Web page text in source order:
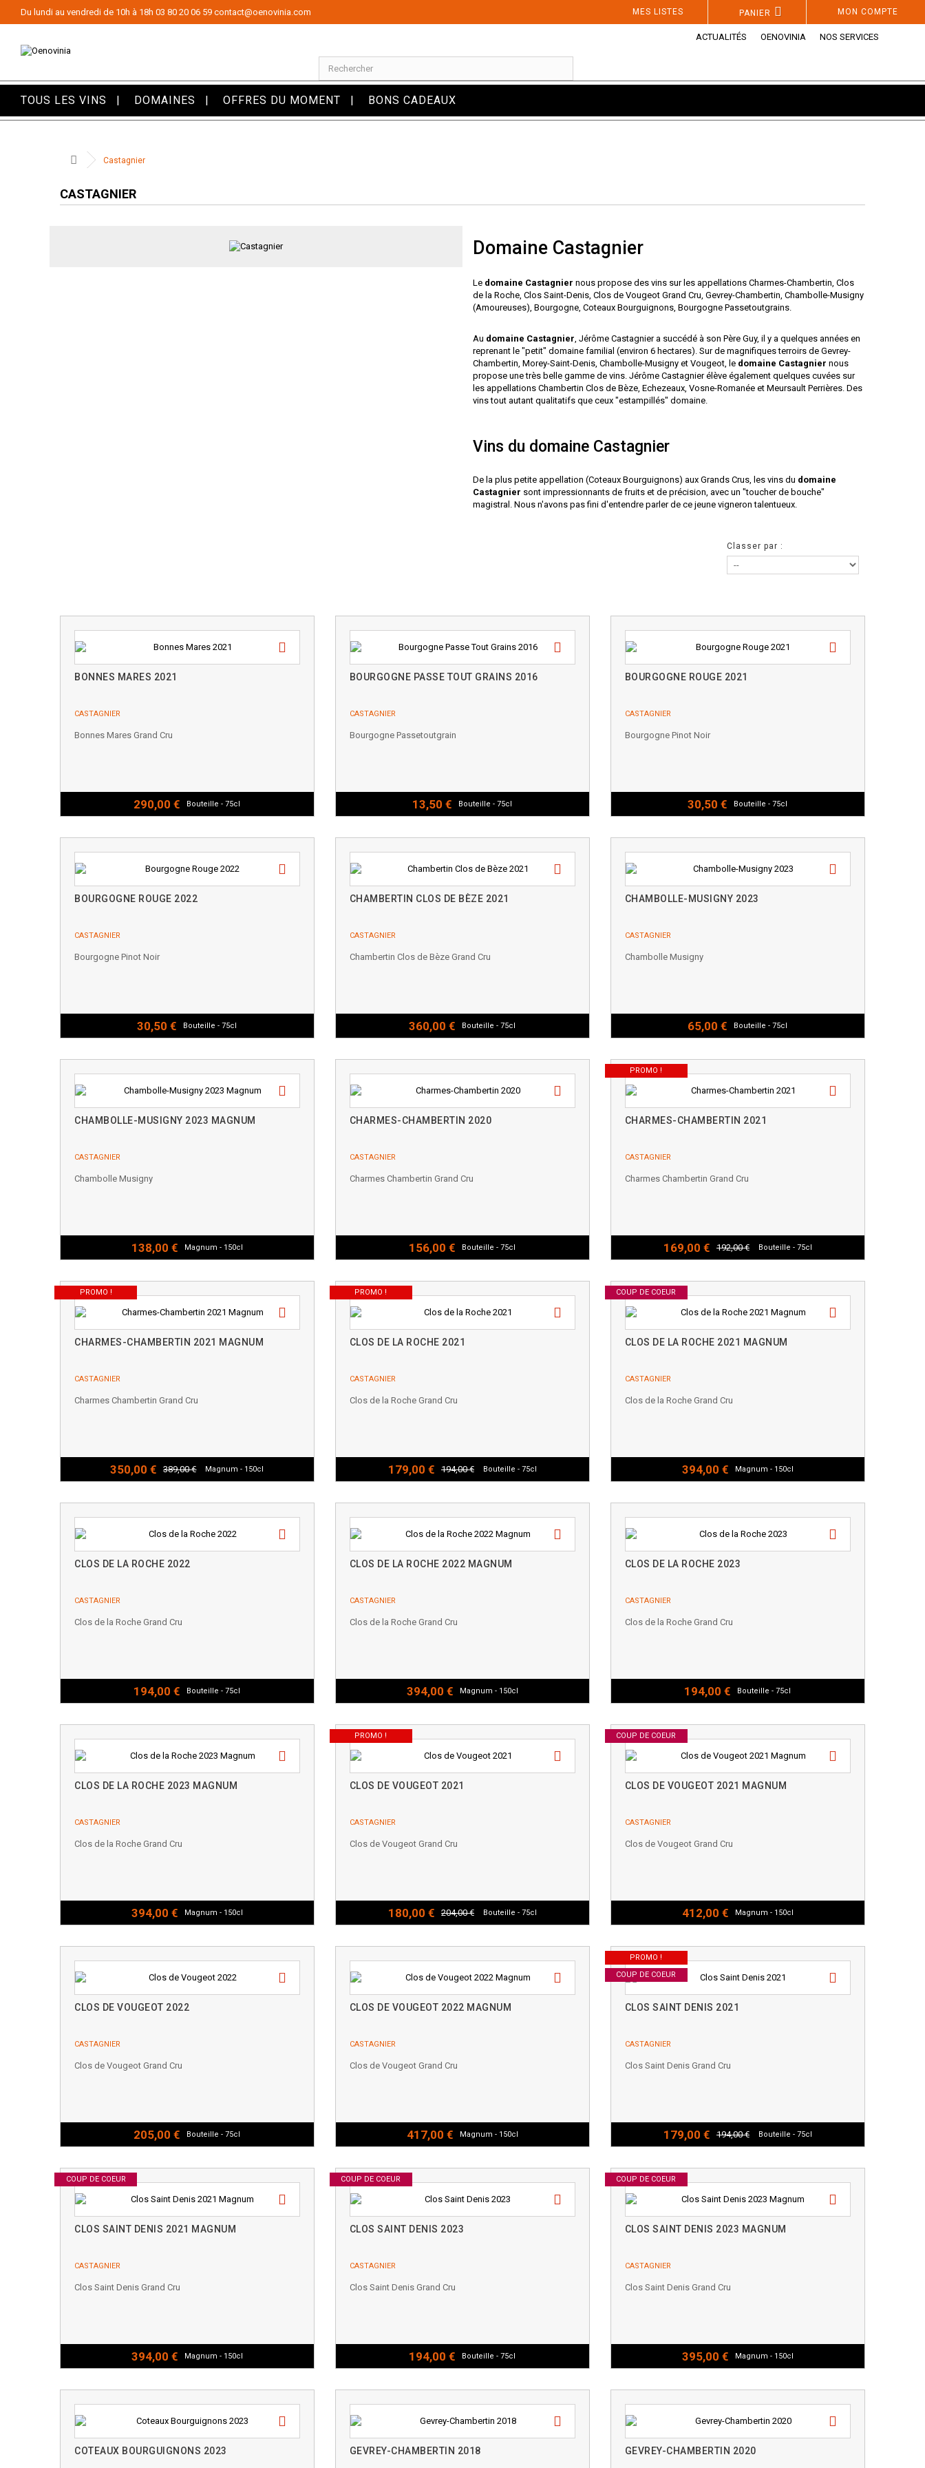
MON COMPTE
PANIER
MES LISTES
Du lundi au vendredi de 10h à 18h 03 80 20 06 59 contact@oenovinia.com
ACTUALITÉS OENOVINIA NOS SERVICES
TOUS LES VINS DOMAINES OFFRES DU MOMENT BONS CADEAUX
Castagnier
CASTAGNIER
Domaine Castagnier
Le domaine Castagnier nous propose des vins sur les appellations Charmes-Chambertin, Clos
de la Roche, Clos Saint-Denis, Clos de Vougeot Grand Cru, Gevrey-Chambertin, Chambolle-Musigny
(Amoureuses), Bourgogne, Coteaux Bourguignons, Bourgogne Passetoutgrains.
Au domaine Castagnier, Jérôme Castagnier a succédé à son Père Guy, il y a quelques années en
reprenant le "petit" domaine familial (environ 6 hectares). Sur de magnifiques terroirs de Gevrey-
Chambertin, Morey-Saint-Denis, Chambolle-Musigny et Vougeot, le domaine Castagnier nous
propose une très belle gamme de vins. Jérôme Castagnier élève également quelques cuvées sur
les appellations Chambertin Clos de Bèze, Echezeaux, Vosne-Romanée et Meursault Perrières. Des
vins tout autant qualitatifs que ceux "estampillés" domaine.
Vins du domaine Castagnier
De la plus petite appellation (Coteaux Bourguignons) aux Grands Crus, les vins du domaine
Castagnier sont impressionnants de fruits et de précision, avec un "toucher de bouche"
magistral. Nous n'avons pas fini d'entendre parler de ce jeune vigneron talentueux.
Classer par :
BONNES MARES 2021
CASTAGNIER
Bonnes Mares Grand Cru
290,00 € Bouteille - 75cl
BOURGOGNE PASSE TOUT GRAINS 2016
CASTAGNIER
Bourgogne Passetoutgrain
13,50 € Bouteille - 75cl
BOURGOGNE ROUGE 2021
CASTAGNIER
Bourgogne Pinot Noir
30,50 € Bouteille - 75cl
BOURGOGNE ROUGE 2022
CASTAGNIER
Bourgogne Pinot Noir
30,50 € Bouteille - 75cl
CHAMBERTIN CLOS DE BÈZE 2021
CASTAGNIER
Chambertin Clos de Bèze Grand Cru
360,00 € Bouteille - 75cl
CHAMBOLLE-MUSIGNY 2023
CASTAGNIER
Chambolle Musigny
65,00 € Bouteille - 75cl
CHAMBOLLE-MUSIGNY 2023 MAGNUM
CASTAGNIER
Chambolle Musigny
138,00 € Magnum - 150cl
CHARMES-CHAMBERTIN 2020
CASTAGNIER
Charmes Chambertin Grand Cru
156,00 € Bouteille - 75cl
PROMO !
CHARMES-CHAMBERTIN 2021
CASTAGNIER
Charmes Chambertin Grand Cru
169,00 € 192,00 € Bouteille - 75cl
PROMO !
CHARMES-CHAMBERTIN 2021 MAGNUM
CASTAGNIER
Charmes Chambertin Grand Cru
350,00 € 389,00 € Magnum - 150cl
PROMO !
CLOS DE LA ROCHE 2021
CASTAGNIER
Clos de la Roche Grand Cru
179,00 € 194,00 € Bouteille - 75cl
COUP DE COEUR
CLOS DE LA ROCHE 2021 MAGNUM
CASTAGNIER
Clos de la Roche Grand Cru
394,00 € Magnum - 150cl
CLOS DE LA ROCHE 2022
CASTAGNIER
Clos de la Roche Grand Cru
194,00 € Bouteille - 75cl
CLOS DE LA ROCHE 2022 MAGNUM
CASTAGNIER
Clos de la Roche Grand Cru
394,00 € Magnum - 150cl
CLOS DE LA ROCHE 2023
CASTAGNIER
Clos de la Roche Grand Cru
194,00 € Bouteille - 75cl
CLOS DE LA ROCHE 2023 MAGNUM
CASTAGNIER
Clos de la Roche Grand Cru
394,00 € Magnum - 150cl
PROMO !
CLOS DE VOUGEOT 2021
CASTAGNIER
Clos de Vougeot Grand Cru
180,00 € 204,00 € Bouteille - 75cl
COUP DE COEUR
CLOS DE VOUGEOT 2021 MAGNUM
CASTAGNIER
Clos de Vougeot Grand Cru
412,00 € Magnum - 150cl
CLOS DE VOUGEOT 2022
CASTAGNIER
Clos de Vougeot Grand Cru
205,00 € Bouteille - 75cl
CLOS DE VOUGEOT 2022 MAGNUM
CASTAGNIER
Clos de Vougeot Grand Cru
417,00 € Magnum - 150cl
PROMO !
COUP DE COEUR
CLOS SAINT DENIS 2021
CASTAGNIER
Clos Saint Denis Grand Cru
179,00 € 194,00 € Bouteille - 75cl
COUP DE COEUR
CLOS SAINT DENIS 2021 MAGNUM
CASTAGNIER
Clos Saint Denis Grand Cru
394,00 € Magnum - 150cl
COUP DE COEUR
CLOS SAINT DENIS 2023
CASTAGNIER
Clos Saint Denis Grand Cru
194,00 € Bouteille - 75cl
COUP DE COEUR
CLOS SAINT DENIS 2023 MAGNUM
CASTAGNIER
Clos Saint Denis Grand Cru
395,00 € Magnum - 150cl
COTEAUX BOURGUIGNONS 2023 GEVREY-CHAMBERTIN 2018 GEVREY-CHAMBERTIN 2020
Panneau de gestion des cookies